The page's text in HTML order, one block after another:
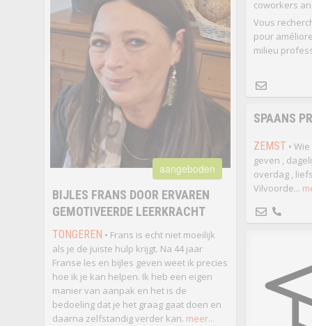
aangeboden
BIJLES FRANS DOOR ERVAREN
GEMOTIVEERDE LEERKRACHT
TONGEREN • Frans is echt niet moeilijk
als je de juiste hulp krijgt. Na 44 jaar
Franse les en bijles geven weet ik precies
hoe ik je kan helpen. Ik heb een eigen
manier van aanpak en het is de
bedoeling dat je het graag gaat doen en
daarna zelfstandig verder kan. meer...
coworkers
Vous
pour
milieu
SPAANS
ZEMST •
geven ,
overdag ,
Vilvoorde...